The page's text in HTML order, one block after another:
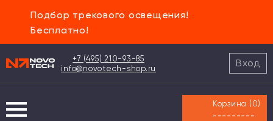
Подбор трекового освещения!
Бесплатно!
+7 (495) 210-93-85
info@novotech-shop.ru
Вход
Корзина ( 0)
---------